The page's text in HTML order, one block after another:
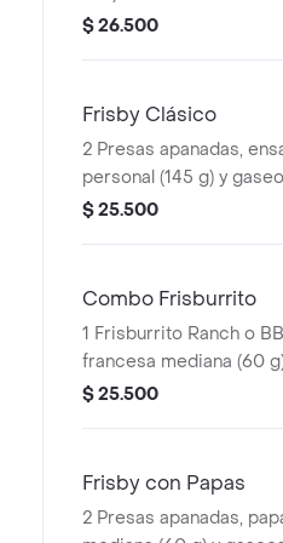
picante, papas a la
$ 26.500
Frisby Clásico
2 Presas apanadas,
personal (145 g) y
$ 25.500
Combo Frisburrito
1 Frisburrito Ranch o
francesa mediana (60
ml)
$ 25.500
Frisby con Papas
2 Presas apanadas,